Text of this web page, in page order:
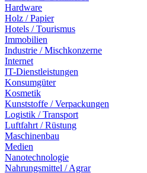
Hardware
Holz / Papier
Hotels / Tourismus
Immobilien
Industrie / Mischkonzerne
Internet
IT-Dienstleistungen
Konsumgüter
Kosmetik
Kunststoffe / Verpackungen
Logistik / Transport
Luftfahrt / Rüstung
Maschinenbau
Medien
Nanotechnologie
Nahrungsmittel / Agrar